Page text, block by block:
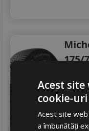
175/
Acest
cookie-uri
Acest site
a îmbunătăți